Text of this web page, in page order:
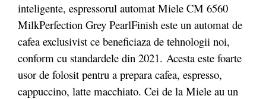
inteligente, espressorul automat Miele CM 6560
MilkPerfection Grey PearlFinish este un automat de
cafea exclusivist ce beneficiaza de tehnologii noi,
conform cu standardele din 2021. Acesta este foarte
usor de folosit pentru a prepara cafea, espresso,
cappuccino, latte macchiato. Cei de la Miele au un